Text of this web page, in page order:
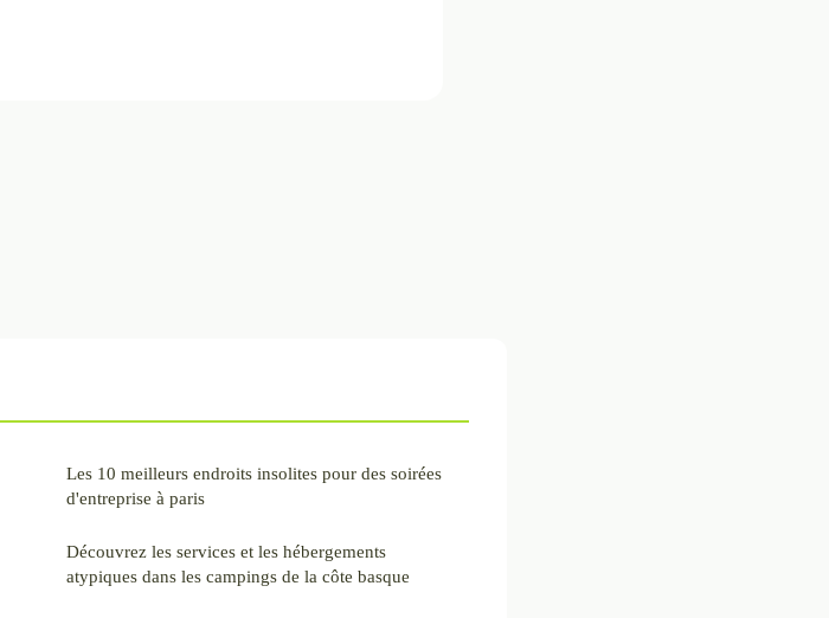
Les 10 meilleurs endroits insolites pour des soirées
d'entreprise à paris
Découvrez les services et les hébergements
atypiques dans les campings de la côte basque